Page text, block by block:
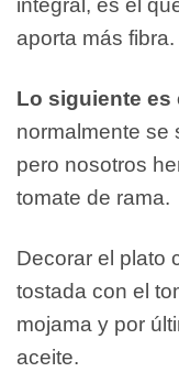
integral, es el
aporta más fibra.
Lo siguiente es
normalmente se
pero nosotros
tomate de rama.
Decorar el plato
tostada con el
mojama y por
aceite.